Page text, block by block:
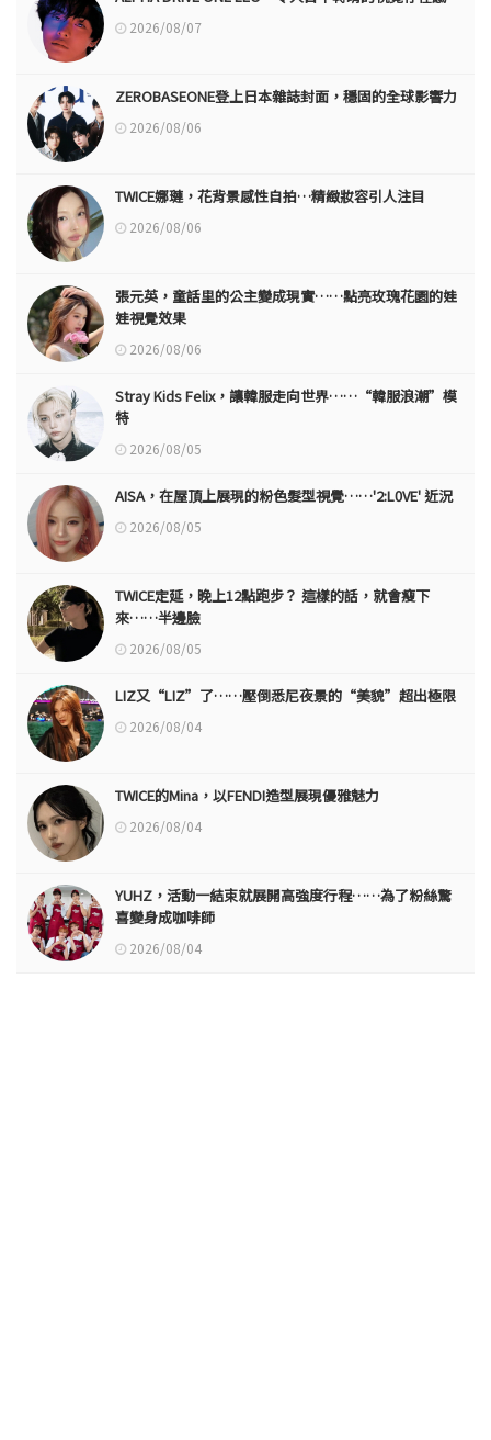
2026/08/07
ZEROBASEONE登上日本雜誌封面，穩固的全球影響力
2026/08/06
TWICE娜璉，花背景感性自拍…精緻妝容引人注目
2026/08/06
張元英，童話里的公主變成現實……點亮玫瑰花園的娃
娃視覺效果
2026/08/06
Stray Kids Felix，讓韓服走向世界……“韓服浪潮”模
特
2026/08/05
AISA，在屋頂上展現的粉色髮型視覺……'2:L0VE' 近況
2026/08/05
TWICE定延，晚上12點跑步？ 這樣的話，就會瘦下
來……半邊臉
2026/08/05
LIZ又“LIZ”了……壓倒悉尼夜景的“美貌”超出極限
2026/08/04
TWICE的Mina，以FENDI造型展現優雅魅力
2026/08/04
YUHZ，活動一結束就展開高強度行程……為了粉絲驚
喜變身成咖啡師
2026/08/04